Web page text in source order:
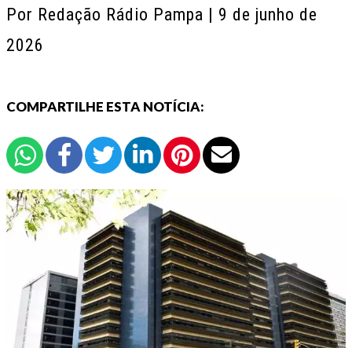
Por Redação Rádio Pampa | 9 de junho de
2026
COMPARTILHE ESTA NOTÍCIA: